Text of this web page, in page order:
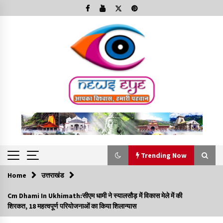
to
Trending Now
Trending Now
Minorities Rights Day : विश्व अल्पसंख्यक अधिकार दिवस
कार्यक्रम में शामिल हुए सीएम,आधुनिक मदरसों का नाम अब्दुल कलाम के नाम
Home उत्तराखंड
Cm Dhami In Ukhimath:सीएम धामी ने स्यालसौड़ में विकास मेले में की
शिरकत, 18 महत्वपूर्ण परियोजनाओं का किया शिलान्यास